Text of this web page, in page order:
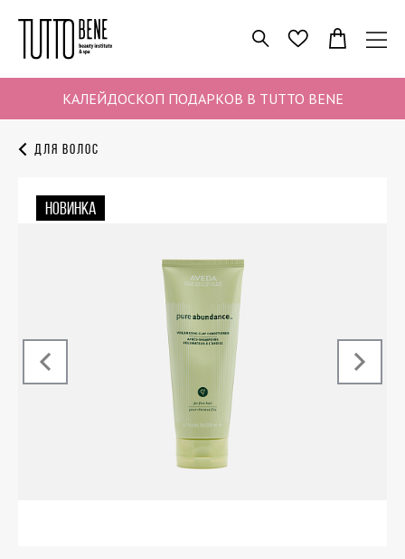
КАЛЕЙДОСКОП ПОДАРКОВ В TUTTO BENE
ПОИСК ИЗБРАННОЕ
Для волос
НОВИНКА
‹
›